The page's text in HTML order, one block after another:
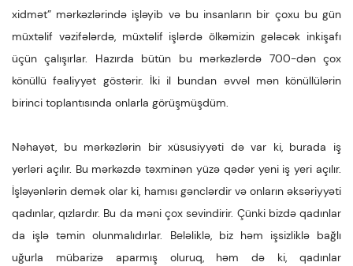
xidmət” mərkəzlərində işləyib və bu insanların bir çoxu bu gün
müxtəlif vəzifələrdə, müxtəlif işlərdə ölkəmizin gələcək inkişafı
üçün çalışırlar. Hazırda bütün bu mərkəzlərdə 700-dən çox
könüllü fəaliyyət göstərir. İki il bundan əvvəl mən könüllülərin
birinci toplantısında onlarla görüşmüşdüm.
Nəhayət, bu mərkəzlərin bir xüsusiyyəti də var ki, burada iş
yerləri açılır. Bu mərkəzdə təxminən yüzə qədər yeni iş yeri açılır.
İşləyənlərin demək olar ki, hamısı gənclərdir və onların əksəriyyəti
qadınlar, qızlardır. Bu da məni çox sevindirir. Çünki bizdə qadınlar
da işlə təmin olunmalıdırlar. Beləliklə, biz həm işsizliklə bağlı
uğurla mübarizə aparmış oluruq, həm də ki, qadınlar